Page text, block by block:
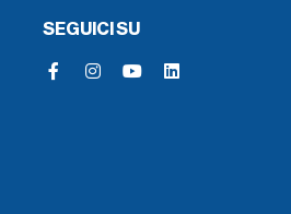
SEGUICI SU